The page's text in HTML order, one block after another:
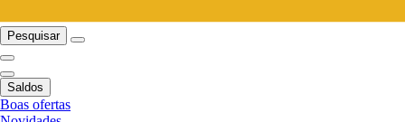
Pesquisar
Saldos
Boas ofertas